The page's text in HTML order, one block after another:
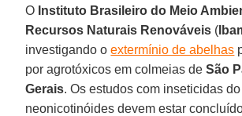
O Instituto Brasileiro do Meio
Recursos Naturais Renováveis (
investigando oextermínio de abelhas
por agrotóxicos em colmeias deSão
Gerais. Os estudos com inseticidas
neonicotinóides devem estar